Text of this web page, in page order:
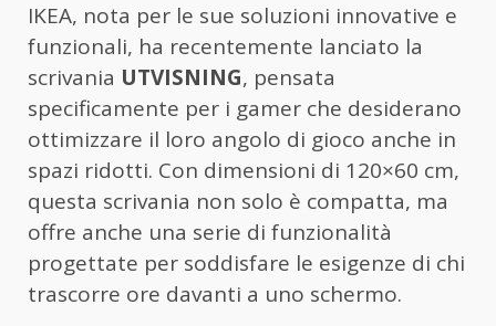
IKEA, nota per le sue soluzioni innovative e
funzionali, ha recentemente lanciato la
scrivania UTVISNING, pensata
specificamente per i gamer che desiderano
ottimizzare il loro angolo di gioco anche in
spazi ridotti. Con dimensioni di 120×60 cm,
questa scrivania non solo è compatta, ma
offre anche una serie di funzionalità
progettate per soddisfare le esigenze di chi
trascorre ore davanti a uno schermo.